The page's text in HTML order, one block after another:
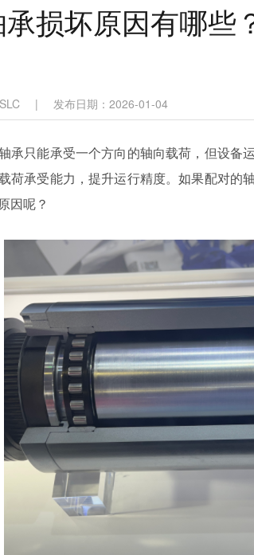
损坏原因有哪些
| 发布日期：2026-01-04
承只能承受一个方向的轴向载荷，但设备
荷承受能力，提升运行精度。如果配对的
因呢？